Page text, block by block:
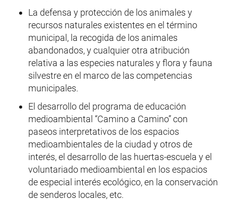
La defensa y protección de los animales y
recursos naturales existentes en el término
municipal, la recogida de los animales
abandonados, y cualquier otra atribución
relativa a las especies naturales y flora y fauna
silvestre en el marco de las competencias
municipales.
El desarrollo del programa de educación
medioambiental “Camino a Camino” con
paseos interpretativos de los espacios
medioambientales de la ciudad y otros de
interés, el desarrollo de las huertas-escuela y el
voluntariado medioambiental en los espacios
de especial interés ecológico, en la conservación
de senderos locales, etc.